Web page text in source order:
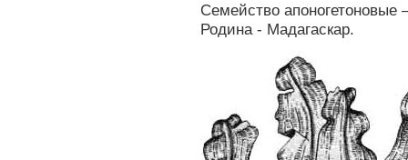
Семейство апоногетоновые
Родина - Мадагаскар.